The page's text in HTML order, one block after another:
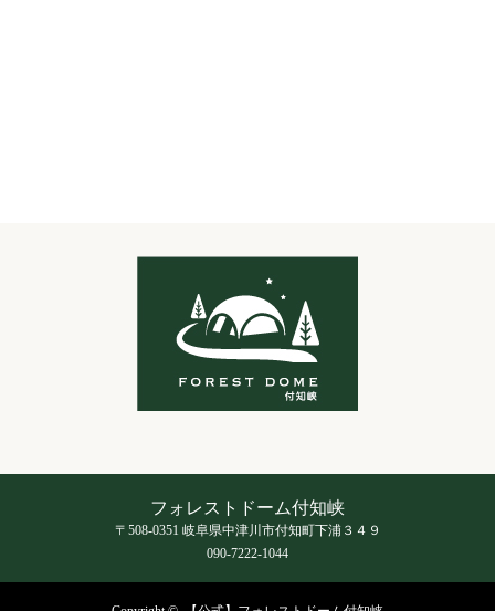
フォレストドーム付知峡
〒508-0351 岐阜県中津川市付知町下浦３４９
090-7222-1044